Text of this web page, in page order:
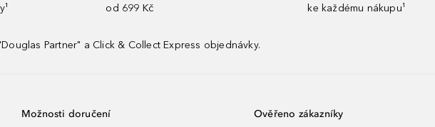
od 699 Kč
ke každému nákupu¹
Partner" a Click & Collect Express objednávky.
Možnosti doručení Ověřeno zákazníky